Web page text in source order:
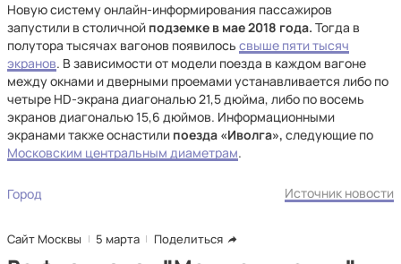
Новую систему онлайн-информирования пассажиров
запустили в столичной подземке в мае 2018 года. Тогда в
полутора тысячах вагонов появилось свыше пяти тысяч
экранов. В зависимости от модели поезда в каждом вагоне
между окнами и дверными проемами устанавливается либо по
четыре HD-экрана диагональю 21,5 дюйма, либо по восемь
экранов диагональю 15,6 дюймов. Информационными
экранами также оснастили поезда «Иволга», следующие по
Московским центральным диаметрам.
Город Источник новости
Сайт Москвы 5 марта Поделиться